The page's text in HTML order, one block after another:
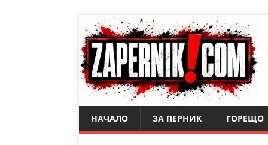
НАЧАЛО ЗА ПЕРНИК ГОРЕЩО